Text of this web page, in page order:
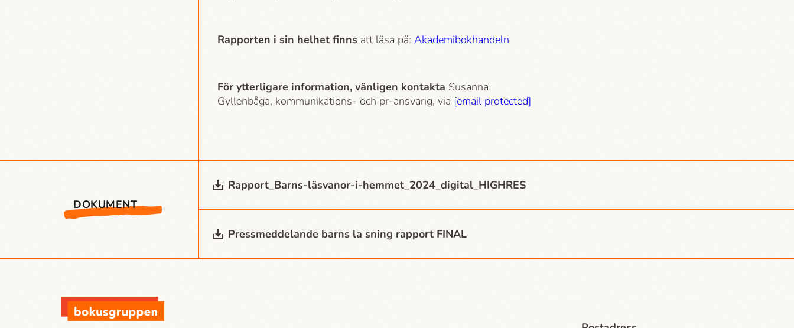
Rapporten i sin helhet finns att läsa på: Akademi­bokhandeln
För ytterligare information, vänligen kontakta Susanna
Gyllenbåga, kommunikations- och pr-ansvarig, via [email protected]
DOKUMENT
Rapport_Barns-läsvanor-i-hemmet_2024_digital_HIGHRES
Press­meddelande barns la sning rapport FINAL